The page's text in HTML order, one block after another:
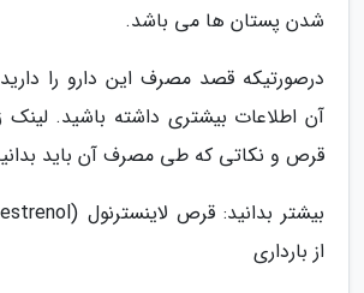
شدن پستان ها می باشد.
درصورتیکه قصد مصرف این دارو را
آن اطلاعات بیشتری داشته باشید. لینک
قرص و نکاتی که طی مصرف آن باید
از بارداری